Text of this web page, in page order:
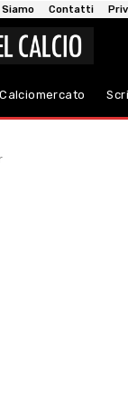
Siamo Contatti
Calciomercato